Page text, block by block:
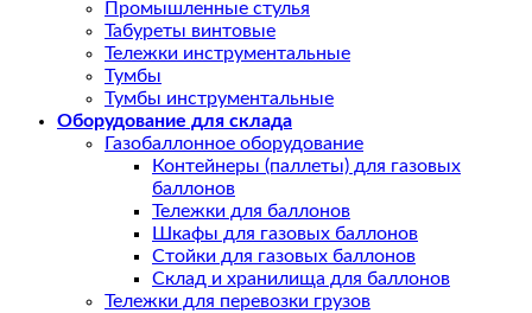
Промышленные стулья
Табуреты винтовые
Тележки инструментальные
Тумбы
Тумбы инструментальные
Оборудование для склада
Газобаллонное оборудование
Контейнеры (паллеты) для газовых
баллонов
Тележки для баллонов
Шкафы для газовых баллонов
Стойки для газовых баллонов
Склад и хранилища для баллонов
Тележки для перевозки грузов